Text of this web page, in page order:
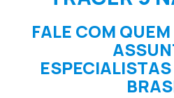
FALE COM